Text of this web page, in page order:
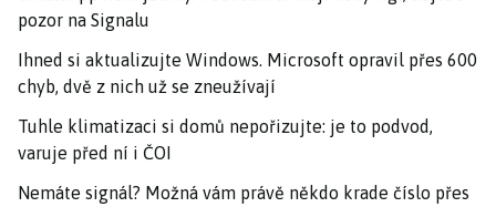
pozor na Signalu
Ihned si aktualizujte Windows. Microsoft opravil přes 600
chyb, dvě z nich už se zneužívají
Tuhle klimatizaci si domů nepořizujte: je to podvod,
varuje před ní i ČOI
Nemáte signál? Možná vám právě někdo krade číslo přes